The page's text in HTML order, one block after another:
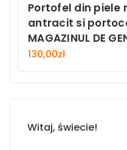
Portofel din piele
antracit si
MAGAZINUL DE
130,00zł
Witaj, świecie!